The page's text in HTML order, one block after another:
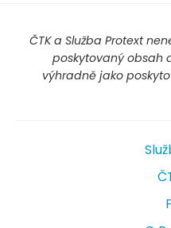
ČTK a Služba Protext
poskytovaný obsah
výhradně jako